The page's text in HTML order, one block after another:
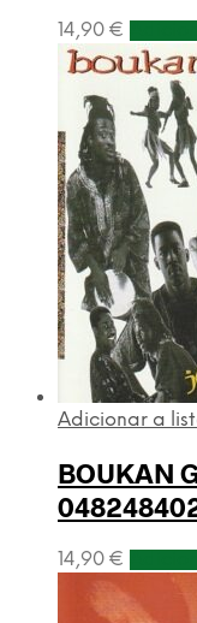
14,90 €
Adicionar a
BOUKAN
14,90 €